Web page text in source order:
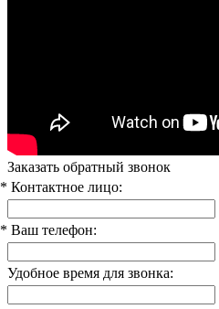
Заказать обратный звонок
* Контактное лицо:
* Ваш телефон:
Удобное время для звонка: